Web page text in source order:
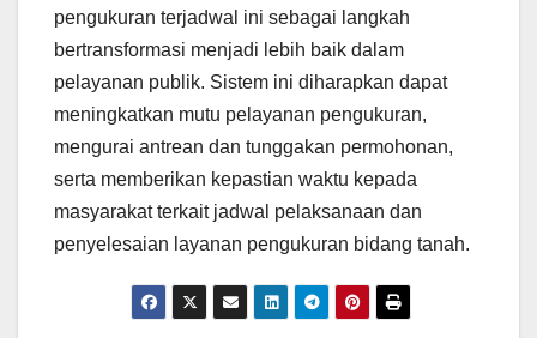
pengukuran terjadwal ini sebagai langkah
bertransformasi menjadi lebih baik dalam
pelayanan publik. Sistem ini diharapkan dapat
meningkatkan mutu pelayanan pengukuran,
mengurai antrean dan tunggakan permohonan,
serta memberikan kepastian waktu kepada
masyarakat terkait jadwal pelaksanaan dan
penyelesaian layanan pengukuran bidang tanah.